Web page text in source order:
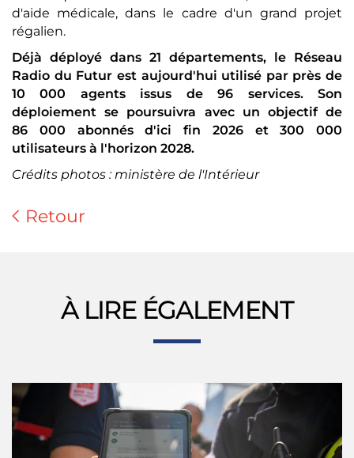
d'aide médicale, dans le cadre d'un grand projet
régalien.
Déjà déployé dans 21 départements, le Réseau
Radio du Futur est aujourd'hui utilisé par près de
10 000 agents issus de 96 services. Son
déploiement se poursuivra avec un objectif de
86 000 abonnés d'ici fin 2026 et 300 000
utilisateurs à l'horizon 2028.
Crédits photos : ministère de l'Intérieur
Retour
À LIRE ÉGALEMENT